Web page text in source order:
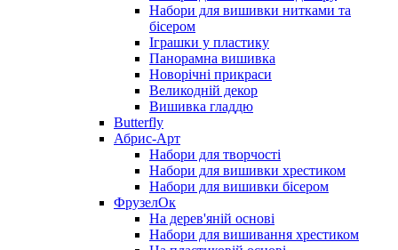
Набори для вишивки нитками та
бісером
Іграшки у пластику
Панорамна вишивка
Новорічні прикраси
Великодній декор
Вишивка гладдю
Butterfly
Абрис-Арт
Набори для творчості
Набори для вишивки хрестиком
Набори для вишивки бісером
ФрузелОк
На дерев'яній основі
Набори для вишивання хрестиком